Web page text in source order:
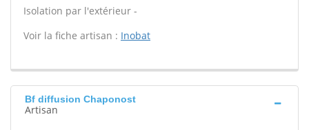
Isolation par l'extérieur -
Voir la fiche artisan : Inobat
Bf diffusion Chaponost
Artisan